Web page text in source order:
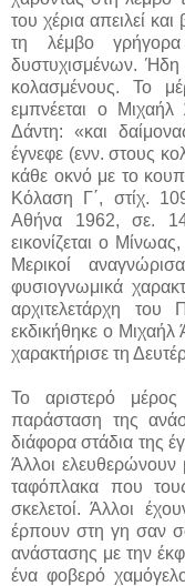
του χέρια απειλεί
τη λέμβο
δυστυχισμένων. Ήδη
κολασμένους. Το
εμπνέεται ο
Δάντη: «και
έγνεφε (ενν. στους
κάθε οκνό με το
Κόλαση Γ΄, στίχ.
Αθήνα 1962, σε.
εικονίζεται ο
Μερικοί
φυσιογνωμικά
αρχιτελετάρχη
εκδικήθηκε ο
χαρακτήρισε τη
Το αριστερό
παράσταση της
διάφορα στάδια της
Άλλοι
ταφόπλακα που τους
σκελετοί. Άλλοι
έρπουν στη γη σαν
ανάστασης με την
ένα φοβερό